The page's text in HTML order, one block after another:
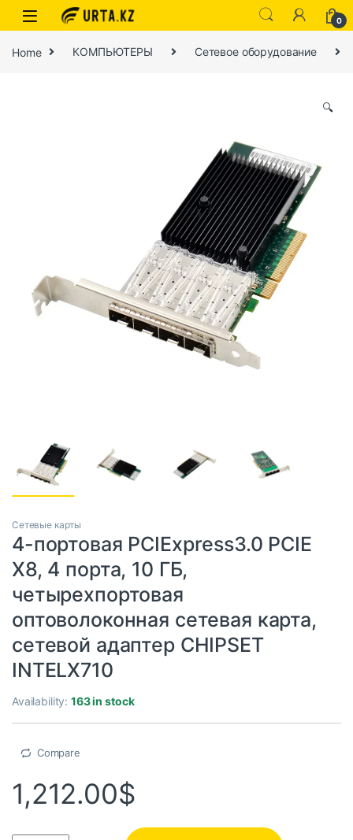
0
Home КОМПЬЮТЕРЫ Сетевое оборудование
🔍
Сетевые карты
4-портовая PCIExpress3.0 PCIE
X8, 4 порта, 10 ГБ,
четырехпортовая
оптоволоконная сетевая карта,
сетевой адаптер CHIPSET
INTELX710
Availability:163 in stock
Compare
1,212.00$